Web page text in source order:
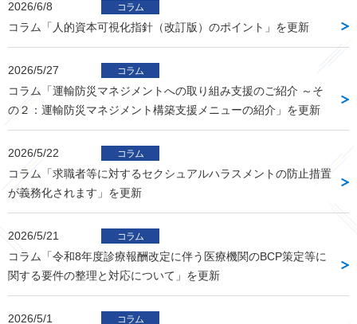
2026/6/8 コラム
コラム「人的資本可視化指針（改訂版）のポイント」を更新
2026/5/27 コラム
コラム「運輸防災マネジメントへの取り組み支援のご紹介 ～そ
の２：運輸防災マネジメント構築支援メニューの紹介」を更新
2026/5/22 コラム
コラム「求職者等に対するセクシュアルハラスメントの防止措置
が義務化されます」を更新
2026/5/21 コラム
コラム「令和8年度診療報酬改定に伴う医療機関のBCP策定等に
関する要件の整理と対応について」を更新
2026/5/1 コラム